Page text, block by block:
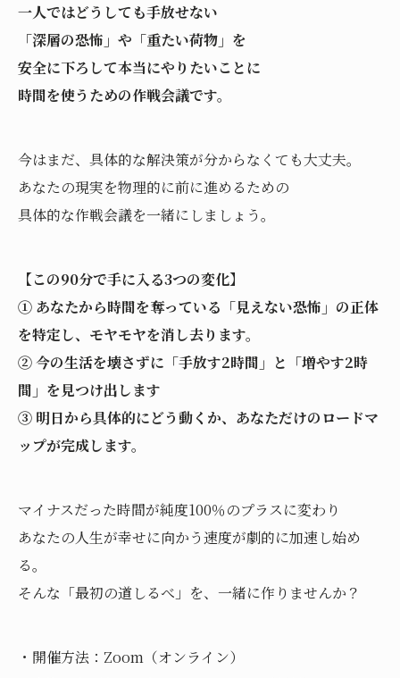
一人ではどうしても手放せない
「深層の恐怖」や「重たい荷物」を
安全に下ろして本当にやりたいことに
時間を使うための作戦会議です。
今はまだ、具体的な解決策が分からなくても大丈夫。
あなたの現実を物理的に前に進めるための
具体的な作戦会議を一緒にしましょう。
【この90分で手に入る3つの変化】
① あなたから時間を奪っている「見えない恐怖」の正体
を特定し、モヤモヤを消し去ります。
② 今の生活を壊さずに「手放す2時間」と「増やす2時
間」を見つけ出します
③ 明日から具体的にどう動くか、あなただけのロードマ
ップが完成します。
マイナスだった時間が純度100％のプラスに変わり
あなたの人生が幸せに向かう速度が劇的に加速し始め
る。
そんな「最初の道しるべ」を、一緒に作りませんか？
・開催方法：Zoom（オンライン）